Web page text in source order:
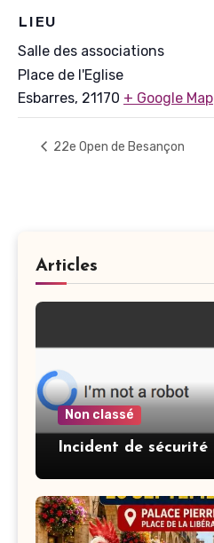
LIEU
Salle des associations
Place de l'Eglise
Esbarres, 21170 + Google Map
22e Open de Besançon
Articles
Non classé
Incident de sécurité